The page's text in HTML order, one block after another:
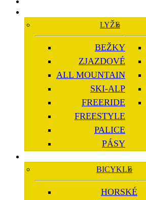
LYŽE
BEŽKY
ZJAZDOVÉ
ALL MOUNTAIN
SKI-ALP
FREERIDE
FREESTYLE
PALICE
PÁSY
BICYKLE
HORSKÉ